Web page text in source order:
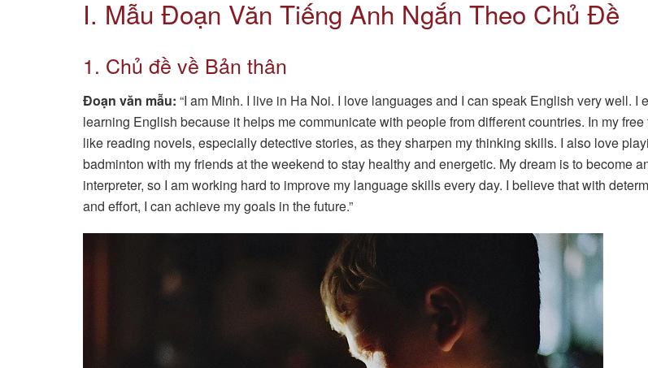
I. Mẫu Đoạn Văn Tiếng Anh Ngắn Theo Chủ Đề
1. Chủ đề về Bản thân
Đoạn văn mẫu: “I am Minh. I live in Ha Noi. I love languages and I can speak English very well. I
learning English because it helps me communicate with people from different countries. In my free
like reading novels, especially detective stories, as they sharpen my thinking skills. I also love
badminton with my friends at the weekend to stay healthy and energetic. My dream is to become
interpreter, so I am working hard to improve my language skills every day. I believe that with
and effort, I can achieve my goals in the future.”